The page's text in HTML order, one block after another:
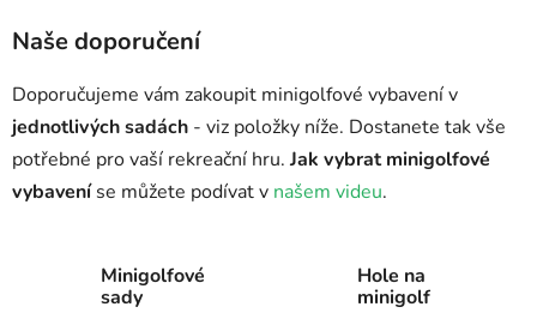
Naše doporučení
Doporučujeme vám zakoupit minigolfové vybavení v
jednotlivých sadách - viz položky níže. Dostanete tak vše
potřebné pro vaší rekreační hru. Jak vybrat minigolfové
vybaveníse můžete podívat v našem videu.
Minigolfové
sady
Hole na
minigolf